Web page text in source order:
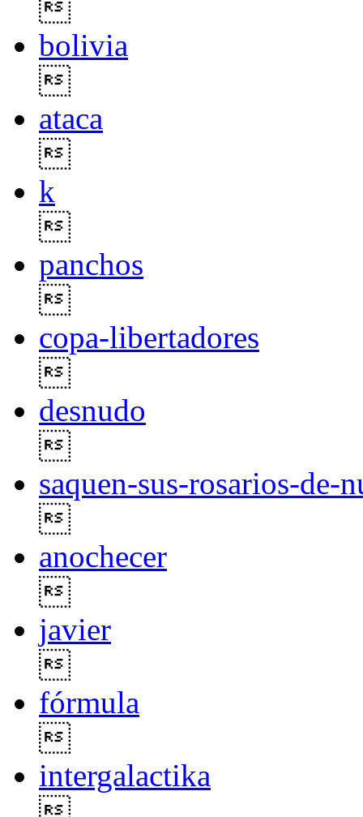
bolivia
ataca
k
panchos
copa-libertadores
desnudo
saquen-sus-rosarios-de-
anochecer
javier
fórmula
intergalactika